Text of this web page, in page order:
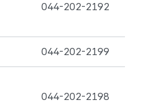
044-202-2192
044-202-2199
044-202-2198